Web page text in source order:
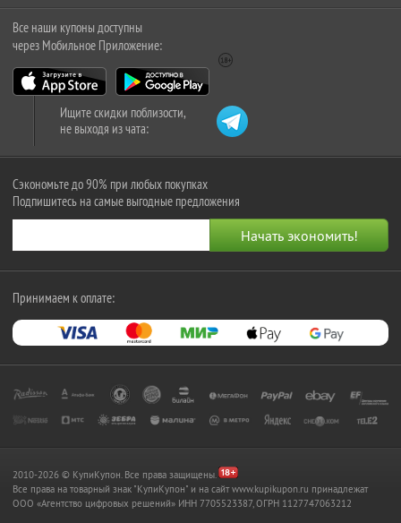
Все наши купоны доступны
через Мобильное Приложение:
Ищите скидки поблизости,
не выходя из чата:
Сэкономьте до 90% при любых покупках
Подпишитесь на самые выгодные предложения
Принимаем к оплате:
2010-2026 © КупиКупон. Все права защищены.
Все права на товарный знак "КупиКупон" и на сайт www.kupikupon.ru принадлежат
OOO «Агентство цифровых решений» ИНН 7705523387, ОГРН 1127747063212